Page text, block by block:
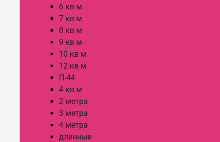
6 кв м
7 кв м
8 кв м
9 кв м
10 кв м
12 кв м
П-44
4 кв м
2 метра
3 метра
4 метра
длинные